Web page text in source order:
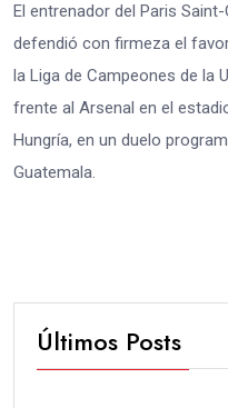
El entrenador del Paris
defendió con firmeza el
la Liga de Campeones de la
frente al Arsenal en el
Hungría, en un duelo
Guatemala.
Últimos Posts